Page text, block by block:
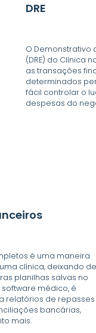
DRE
O Demonstrativo
(DRE) do Clínica
as transações
determinados
fácil controlar o
despesas do
é uma maneira
clínica, deixando de
planilhas salvas no
médico, é
relatórios de repasses
bancárias,
mais.